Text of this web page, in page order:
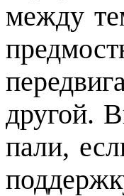
между
другой.
пали,